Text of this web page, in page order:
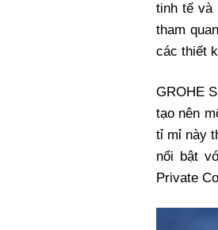
tinh tế và
tham
các thiết
GROHE
tạo nên
tỉ mỉ này
nổi bật
Private